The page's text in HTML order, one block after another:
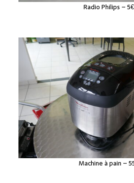
Radio Philips – 5€
Machine à pain –